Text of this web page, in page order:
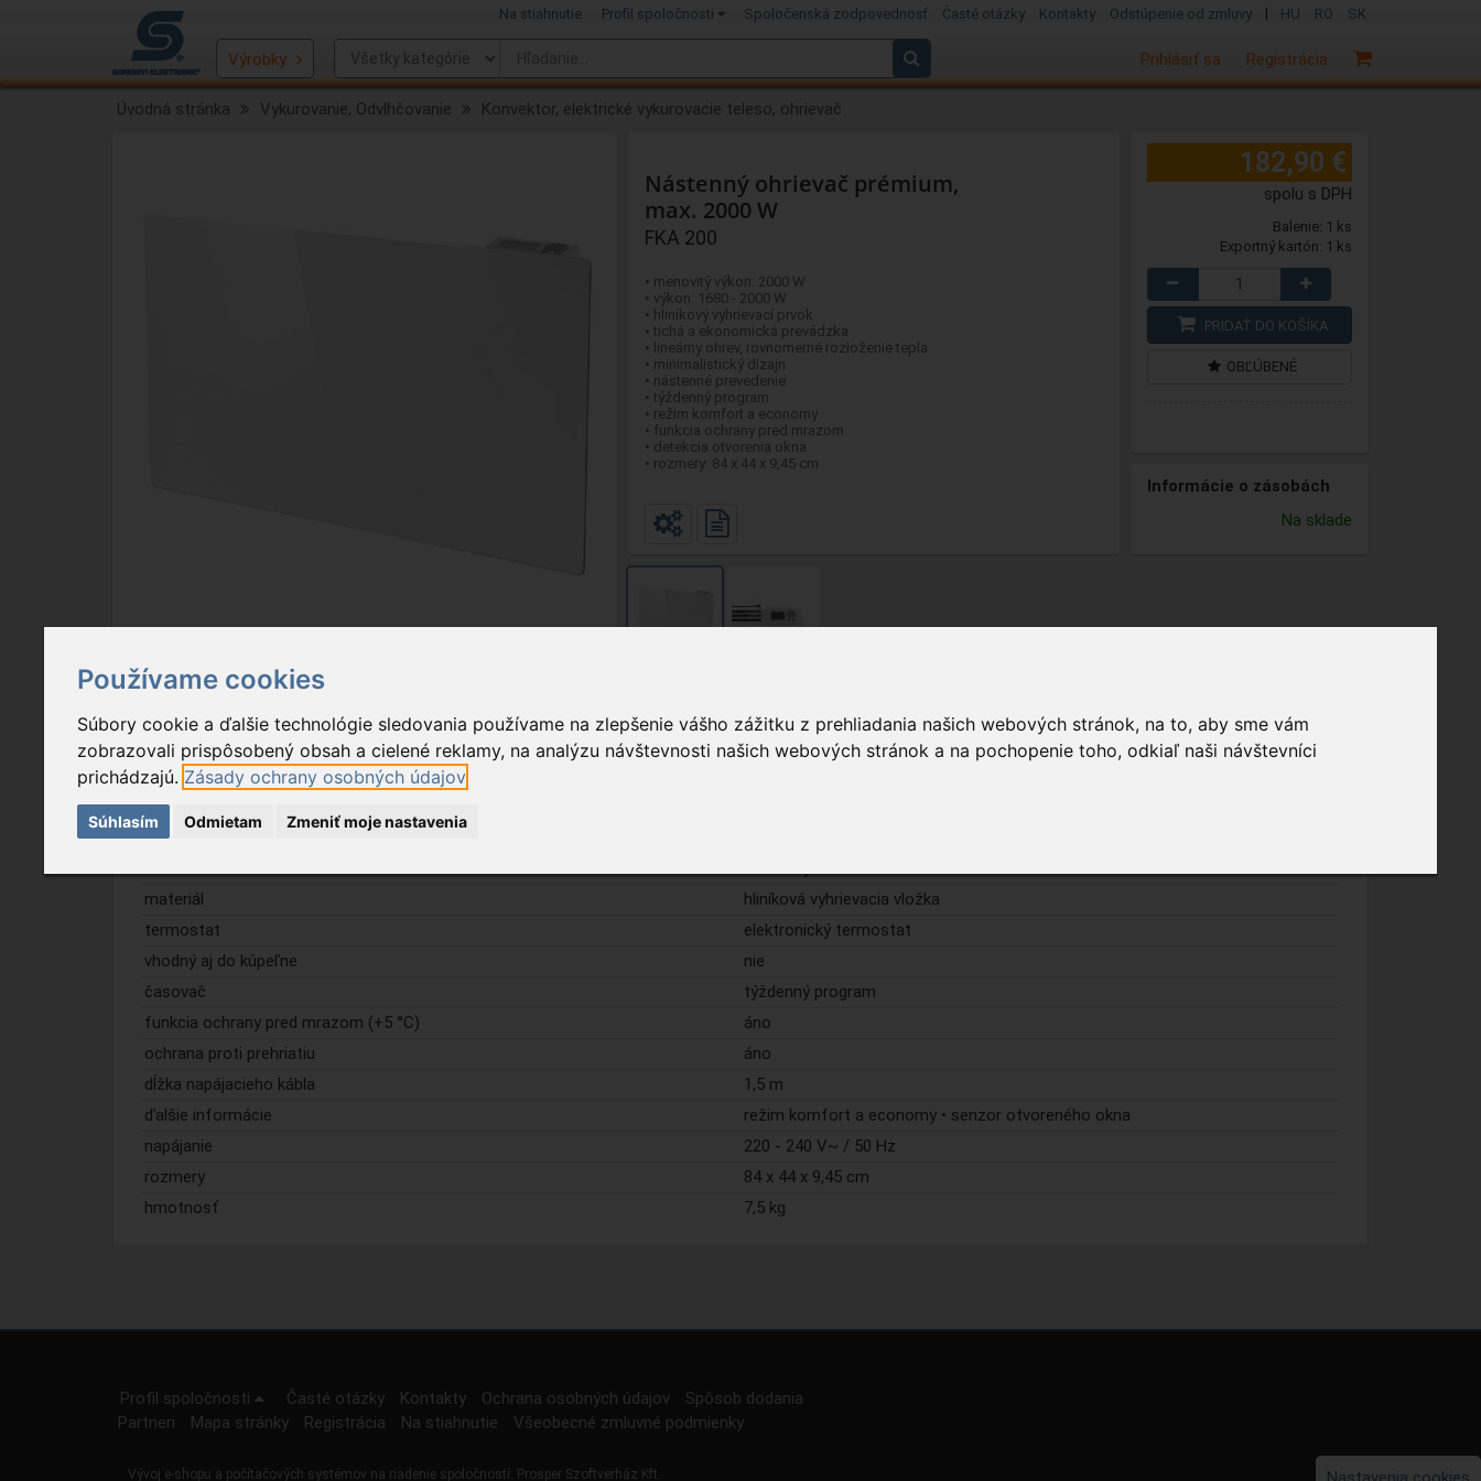
Používame cookies
Súbory cookie a ďalšie technológie sledovania používame na zlepšenie vášho zážitku z prehliadania našich webových stránok, na to, aby sme vám
zobrazovali prispôsobený obsah a cielené reklamy, na analýzu návštevnosti našich webových stránok a na pochopenie toho, odkiaľ naši návštevníci
prichádzajú. Zásady ochrany osobných údajov
Súhlasím Odmietam Zmeniť moje nastavenia
Na stiahnutie Profil spoločnosti Spoločenská zodpovednosť Časté otázky Kontakty Odstúpenie od zmluvy | HU RO SK
Registrácia
Prihlásiť sa
Výrobky
Úvodná stránka Vykurovanie, Odvlhčovanie Konvektor, elektrické vykurovacie teleso, ohrievač
Nástenný ohrievač prémium,
max. 2000 W
FKA 200
• menovitý výkon: 2000 W
• výkon: 1680 - 2000 W
• hliníkový vyhrievací prvok
• tichá a ekonomická prevádzka
• lineárny ohrev, rovnomerné rozloženie tepla
• minimalistický dizajn
• nástenné prevedenie
• týždenný program
• režim komfort a economy
• funkcia ochrany pred mrazom
• detekcia otvorenia okna
• rozmery: 84 x 44 x 9,45 cm
182,90 €
spolu s DPH
Balenie: 1 ks
Exportný kartón: 1 ks
PRIDAŤ DO KOŠÍKA
OBĽÚBENÉ
Informácie o zásobách
Na sklade
Vlastnosť
stupne teploty
displej
materiál
hliníková vyhrievacia vložka
termostat
elektronický termostat
vhodný aj do kúpeľne
nie
časovač
týždenný program
funkcia ochrany pred mrazom (+5 °C)
áno
ochrana proti prehriatiu
áno
dĺžka napájacieho kábla
1,5 m
ďalšie informácie
režim komfort a economy • senzor otvoreného okna
napájanie
220 - 240 V~ / 50 Hz
rozmery
84 x 44 x 9,45 cm
hmotnosť
7,5 kg
Profil spoločnosti Časté otázky Kontakty Ochrana osobných údajov
Spôsob dodania
Partneri
Mapa stránky Registrácia Na stiahnutie Všeobecné zmluvné podmienky
Vývoj e-shopu a počítačových systémov na riadenie spoločností: Prosper Szoftverház Kft.